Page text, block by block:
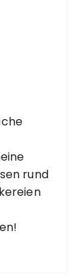
rund